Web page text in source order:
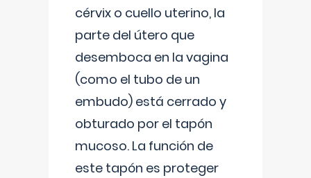
cérvix o cuello uterino, la
parte del útero que
desemboca en la vagina
(como el tubo de un
embudo) está cerrado y
obturado por el tapón
mucoso. La función de
este tapón es proteger